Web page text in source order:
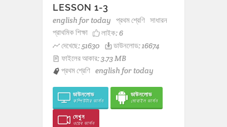
LESSON 1-3
english for today প্রথম শ্রেণি সাধারন
প্রাথমিক শিক্ষা
লাইক:6
দেখেছে: 51630
ডাউনলোড: 16674
ফাইলের আকার: 3.73 MB
প্রথম শ্রেণি english for today
ডাউনলোড
কম্পিউটার ভার্সন
ডাউনলোড
মোবাইল ভার্সন
দেখুন
ওয়েব ভার্সন